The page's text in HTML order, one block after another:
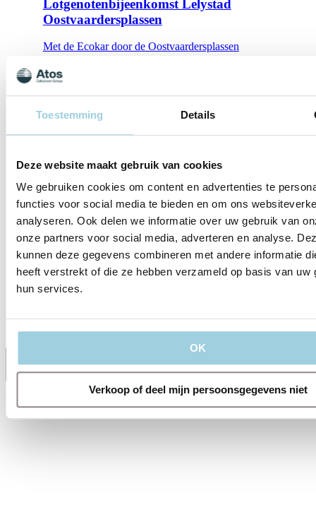
Toestemming Details
Deze website maakt gebruik van cookies
We gebruiken cookies om content en advertenties te
functies voor social media te bieden en om ons
analyseren. Ook delen we informatie over uw gebruik van
onze partners voor social media, adverteren en analyse.
kunnen deze gegevens combineren met andere informatie
heeft verstrekt of die ze hebben verzameld op basis van uw
hun services.
OK
Verkoop of deel mijn persoonsgegevens niet
Lotgenotenbijeenkomst Lelystad
Oostvaardersplassen
Met de Ecokar door de Oostvaardersplassen
aug. 14
14-08-2026 | Schoorl
Lotgenotenbijeenkomst Schoorl Schoorlse
Duinen
Met de Zonnetrein door de Schoorlse Duinen
18-08-2026 | Drimmelen
Lotgenotenbijeenkomst Drimmelen Biesbosch
Rondvaart door de Biesbosch
Delen Bewaren